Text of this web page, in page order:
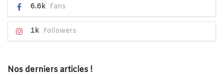
6.6k Fans
1k Followers
Nos derniers articles !